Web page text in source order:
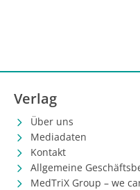
Verlag
Über uns
Mediadaten
Kontakt
Allgemeine
MedTriX Group – we